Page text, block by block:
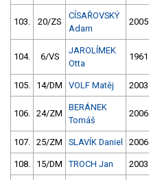
103. 20/ZS
CÍSAŘOVSKÝ
Adam
2005
104. 6/VS
JAROLÍMEK
Otta
1961
105. 14/DM VOLF Matěj 2003
106. 24/ZM
BERÁNEK
Tomáš
2006
107. 25/ZM SLAVÍK Daniel 2006
108. 15/DM TROCH Jan 2003